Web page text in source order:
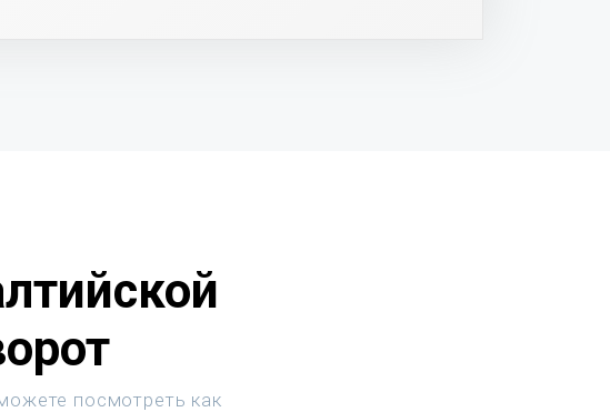
посмотреть как